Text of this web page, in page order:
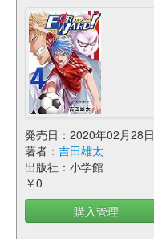
発売日：2020年02月28日
著者： 吉田雄太
出版社：小学館
￥0
購入管理